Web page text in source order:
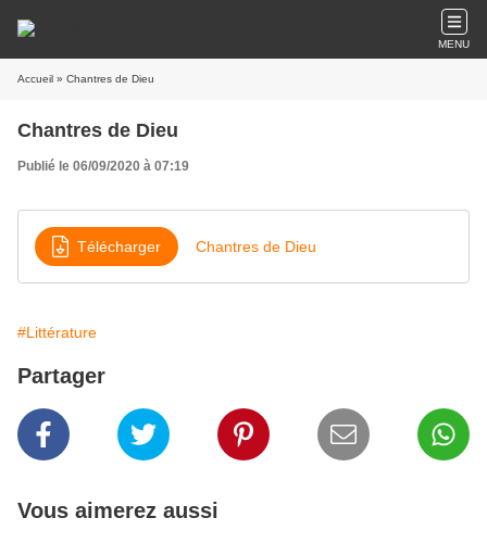
MENU
Accueil » Chantres de Dieu
Chantres de Dieu
Publié le 06/09/2020 à 07:19
Télécharger Chantres de Dieu
#Littérature
Partager
Vous aimerez aussi